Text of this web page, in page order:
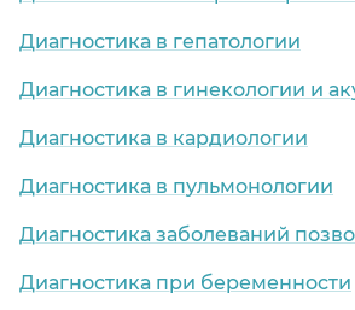
Диагностика в гепатологии
Диагностика в гинекологии и
Диагностика в кардиологии
Диагностика в пульмонологии
Диагностика заболеваний
Диагностика при беременности